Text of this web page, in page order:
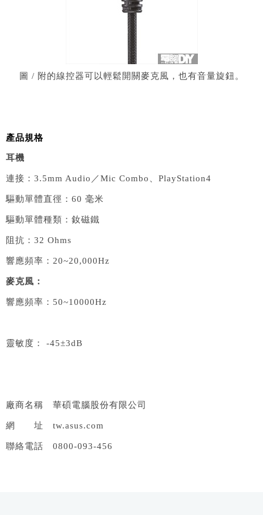
圖 / 附的線控器可以輕鬆開關麥克風，也有音量旋鈕。
產品規格
耳機
連接： 3.5mm Audio ／Mic Combo PlayStation4
驅動單體直徑： 60 毫米
驅動單體種類：釹磁鐵
阻抗： 32 Ohms
響應頻率： 20~20,000Hz
麥克風：
響應頻率： 50~10000Hz
靈敏度： -45±3dB
廠商名稱 華碩電腦股份有限公司
網 址 tw.asus.com
聯絡電話 0800-093-456